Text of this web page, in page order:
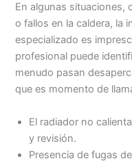
En algunas situaciones,
o fallos en la caldera, la
especializado es
profesional puede
menudo pasan
que es momento de
El radiador no
y revisión.
Presencia de fugas